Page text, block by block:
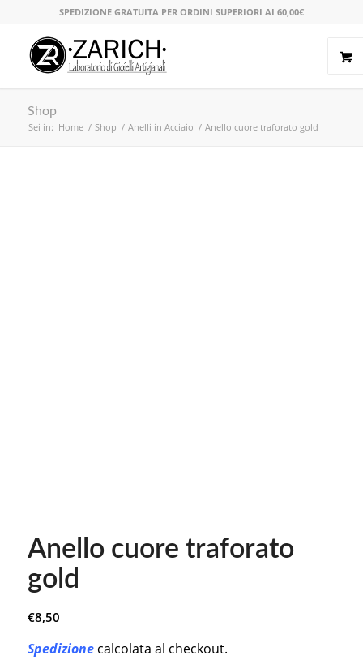
SPEDIZIONE GRATUITA PER ORDINI SUPERIORI AI 60,00€
Shop
Sei in: Home / Shop / Anelli in Acciaio / Anello cuore traforato gold
Anello cuore traforato
gold
€8,50
Spedizione calcolata al checkout.